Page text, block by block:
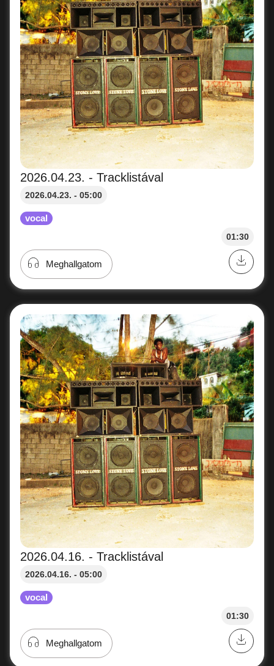
2026.04.23. - Tracklistával
2026.04.23. - 05:00
vocal
01:30
Meghallgatom
2026.04.16. - Tracklistával
2026.04.16. - 05:00
vocal
01:30
Meghallgatom